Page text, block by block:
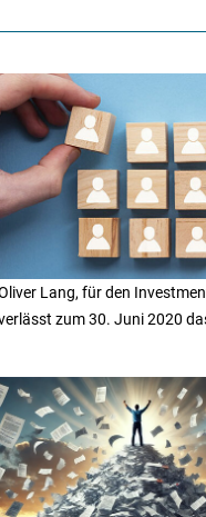
Lang, für den
zum 30. Juni 2020